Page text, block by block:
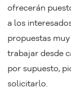
ofrecerán
a los
propuestas
trabajar desde
por supuesto,
solicitarlo.